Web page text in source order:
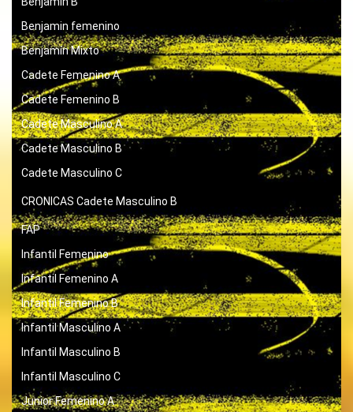
Benjamin femenino
Benjamín Mixto
Cadete Femenino A
Cadete Femenino B
Cadete Masculino A
Cadete Masculino B
Cadete Masculino C
CRONICAS Cadete Masculino B
FAP
Infantil Femenino
Infantil Femenino A
Infantil Femenino B
Infantil Masculino A
Infantil Masculino B
Infantil Masculino C
Junior Femenino A